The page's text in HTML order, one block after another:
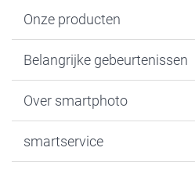
Onze producten
Fotogeschenken
Fotoprints, Fotoposter &
MyNameBook
Belangrijke gebeurtenissen
Baby
Communie- en Lentefeest
Over smartphoto
Duurzaamheid
smartservice